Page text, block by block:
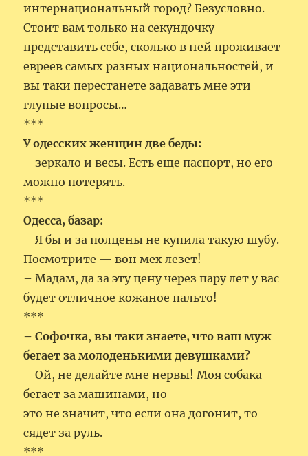
интернациональный город? Безусловно.
Стоит вам только на секундочку
представить себе, сколько в ней проживает
евреев самых разных национальностей, и
вы таки перестанете задавать мне эти
глупые вопросы…
***
У одесских женщин две беды:
– зеркало и весы. Есть еще паспорт, но его
можно потерять.
***
Одесса, базар:
– Я бы и за полцены не купила такую шубу.
Посмотрите — вон мех лезет!
– Мадам, да за эту цену через пару лет у вас
будет отличное кожаное пальто!
***
– Софочка,вы таки знаете, что ваш муж
бегает за молоденькими девушками?
– Ой, не делайте мне нервы! Моя собака
бегает за машинами, но
это не значит, что если она догонит, то
сядет за руль.
***